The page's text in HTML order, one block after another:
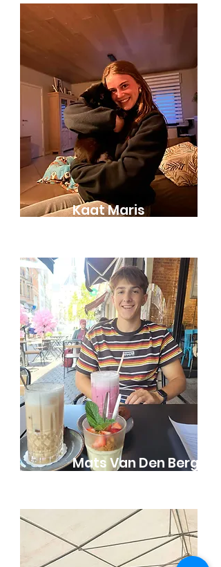
Kaat Maris
Mats Van Den Bergh